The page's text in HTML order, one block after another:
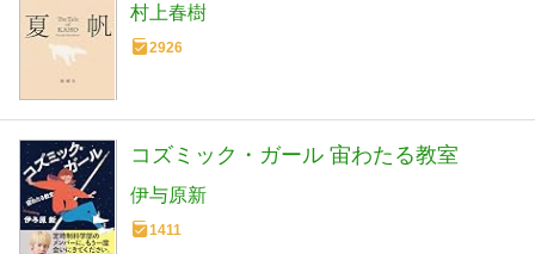
村上春樹
2926
コズミック・ガール 宙わたる教室
伊与原新
1411